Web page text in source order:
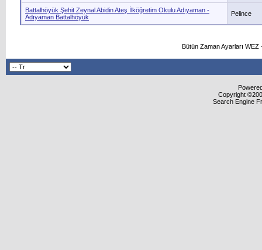
Battalhöyük Şehit Zeynal Abidin Ateş İlköğretim Okulu Adıyaman -
Adıyaman Battalhöyük
Pelince
Bütün Zaman Ayarları
Copyright
Search Engine